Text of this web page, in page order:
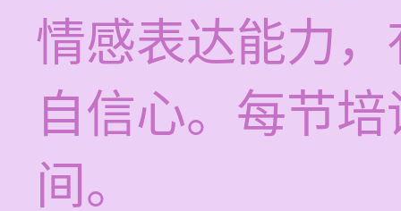
情感表达能力
自信心。每节
间。